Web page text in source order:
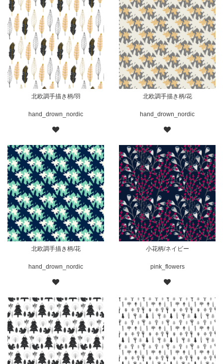
北欧調手描き柄/羽
hand_drown_nordic
北欧調手描き柄/花
hand_drown_nordic
北欧調手描き柄/花
hand_drown_nordic
小花柄/ネイビー
pink_flowers